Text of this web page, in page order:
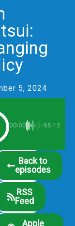
5, 2024
00:00 -55:12
Back to
episodes
RSS
Feed
Apple